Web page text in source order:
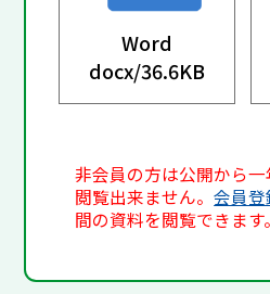
Word
docx/36.6KB
非会員の方は公開から
閲覧出来ません。会員登
間の資料を閲覧できます。